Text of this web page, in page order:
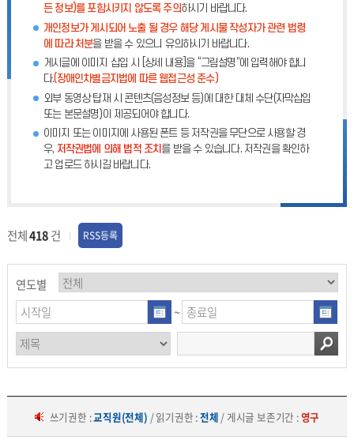
든 정보)를 포함시키지 않도록 주의하시기 바랍니다.
개인정보가 게시되어 노출 될 경우 해당 게시물 작성자가 관련 법령
에 따라 처분을 받을 수 있으니 유의하시기 바랍니다.
게시글에 이미지 삽입 시 [상세 내용]을 “그림설명”에 입력해야 합니
다.(장애인차별금지법에 따른 웹접근성 준수)
외부 동영상 탑재 시 콘텐츠(음성정보 등)에 대한 대체 수단(자막삽입
또는 본문설명)이 제공되어야 합니다.
이미지 또는 이미지에 사용된 폰트 등 저작권을 무단으로 사용할 경
우, 저작권법에 의해 법적 조치 를 받을 수 있습니다. 저작권을 확인하
고 업로드 하시길 바랍니다.
전체418건 RSS등록
연도별
~
쓰기권한 :교직원(전체) / 읽기권한 :전체 / 게시글 보존기간 :영구